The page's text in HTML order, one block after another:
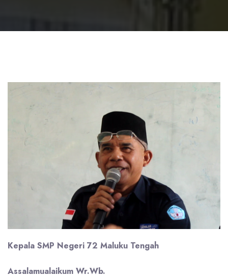
Kepala SMP Negeri 72 Maluku Tengah
Assalamualaikum Wr.Wb.